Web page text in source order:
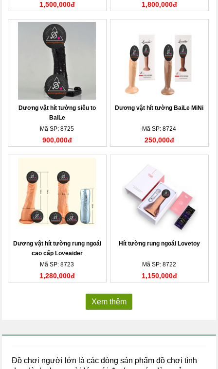
1,500,000đ 1,800,000đ
Dương vật hít tường siêu to
BaiLe
Mã SP: 8725
900,000đ
Dương vật hít tường BaiLe MiNi
Mã SP: 8724
250,000đ
Dương vật hít tường rung ngoái
cao cấp Loveaider
Mã SP: 8723
1,280,000đ
Hít tường rung ngoái Lovetoy
Mã SP: 8722
1,150,000đ
Xem thêm
Đồ chơi người lớn là các dòng sản phẩm đồ chơi tình